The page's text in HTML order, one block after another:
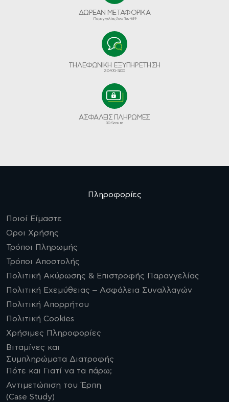
ΔΩΡΕΑΝ ΜΕΤΑΦΟΡΙΚΑ
Παραγγελίες Άνω Των €49
ΤΗΛΕΦΩΝΙΚΗ ΕΞΥΠΗΡΕΤΗΣΗ
210-970-5200
ΑΣΦΑΛΕΙΣ ΠΛΗΡΩΜΕΣ
3D Secure
Πληροφορίες
Ποιοί Είμαστε
Οροι Χρήσης
Τρόποι Πληρωμής
Τρόποι Αποστολής
Πολιτική Ακύρωσης & Επιστροφής Παραγγελίας
Πολιτική Εχεμύθειας – Ασφάλεια Συναλλαγών
Πολιτική Απορρήτου
Πολιτική Cookies
Χρήσιμες Πληροφορίες
Βιταμίνες και
Συμπληρώματα Διατροφής
Πότε και Γιατί να τα πάρω;
Αντιμετώπιση του Έρπη
(Case Study)